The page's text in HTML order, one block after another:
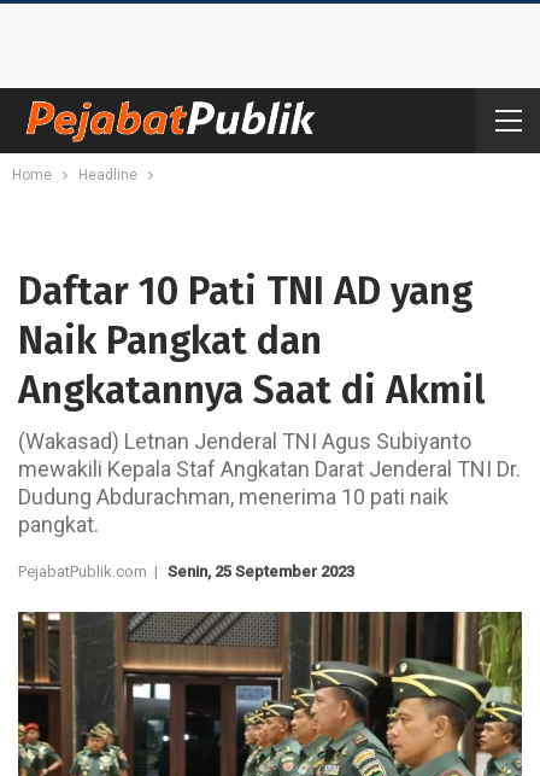
Home Headline
Daftar 10 Pati TNI AD yang
Naik Pangkat dan
Angkatannya Saat di Akmil
(Wakasad) Letnan Jenderal TNI Agus Subiyanto
mewakili Kepala Staf Angkatan Darat Jenderal TNI Dr.
Dudung Abdurachman, menerima 10 pati naik
pangkat.
PejabatPublik.com | Senin, 25 September 2023